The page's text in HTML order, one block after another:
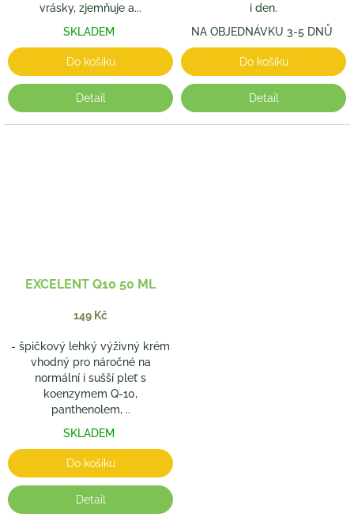
vrásky, zjemňuje a...
SKLADEM
Do košíku
Detail
i den.
NA OBJEDNÁVKU 3-5 DNŮ
Do košíku
Detail
EXCELENT Q10 50 ML
149 Kč
- špičkový lehký výživný krém
vhodný pro náročné na
normální i sušší pleť s
koenzymem Q-10,
panthenolem, ..
SKLADEM
Do košíku
Detail